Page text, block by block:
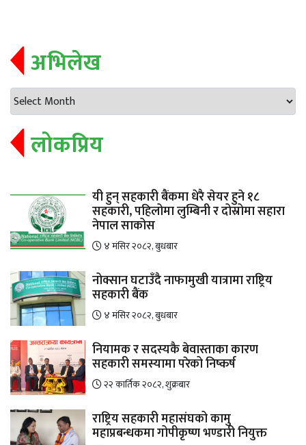
अभिलेख
लोकप्रिय
यी हुन् सहकारी बैंकमा धेरै सेयर हुने १८
सहकारी, पहिलोमा लुम्बिनी र दोस्रोमा सहारा
नेपाल साकोस
४ मंसिर २०८२, बुधबार
नोक्सान घटाउँदै नाफामुखी यात्रामा राष्ट्रिय
सहकारी बैंक
४ मंसिर २०८२, बुधबार
नियामक र सदस्यकै बेवास्ताका कारण
सहकारी समस्यामा परेको निष्कर्ष
२२ कार्तिक २०८२, शुक्रबार
राष्ट्रिय सहकारी महासंघको कामु
महाप्रबन्धकमा गोपीकृष्ण भण्डारी नियुक्त